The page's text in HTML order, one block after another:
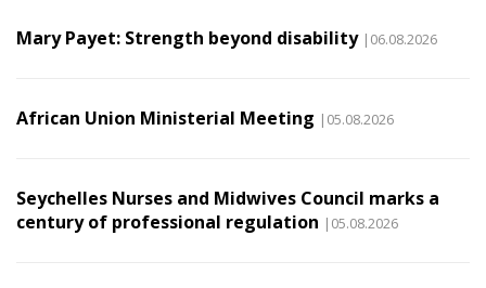
Mary Payet: Strength beyond disability |06.08.2026
African Union Ministerial Meeting |05.08.2026
Seychelles Nurses and Midwives Council marks a
century of professional regulation |05.08.2026